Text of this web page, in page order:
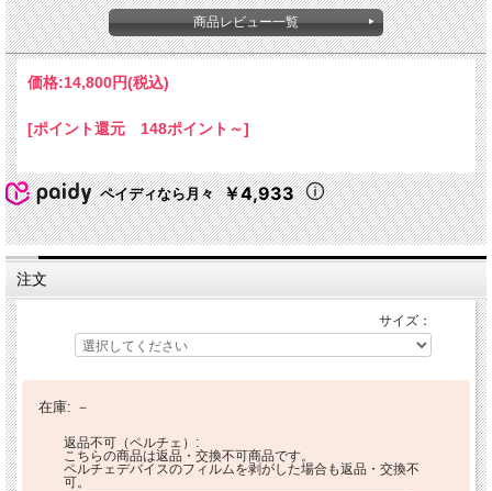
商品レビュー一覧
価格:14,800円(税込)
[ポイント還元 148ポイント～]
ペイディなら月々 ￥4,933
注文
サイズ：
在庫: －
返品不可（ペルチェ）:
こちらの商品は返品・交換不可商品です。
ペルチェデバイスのフィルムを剥がした場合も返品・交換不
可。